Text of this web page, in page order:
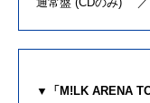
▼「M!LK ARENA